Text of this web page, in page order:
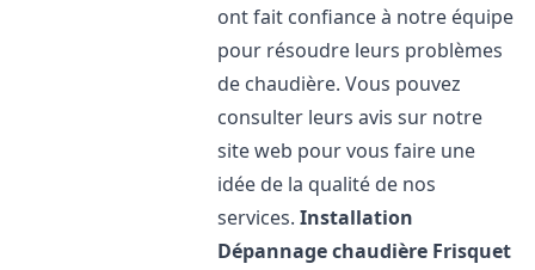
ont fait confiance à notre équipe
pour résoudre leurs problèmes
de chaudière. Vous pouvez
consulter leurs avis sur notre
site web pour vous faire une
idée de la qualité de nos
services.Installation
Dépannage chaudière Frisquet